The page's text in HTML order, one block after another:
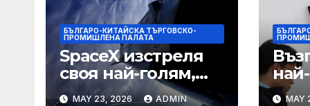
БЪЛГАРО-КИТАЙСКА ТЪРГОВСКО-
ПРОМИШЛЕНА ПАЛАТА
SpaceX изстреля
своя най-голям,
най-
MAY 23, 2026 ADMIN MAY